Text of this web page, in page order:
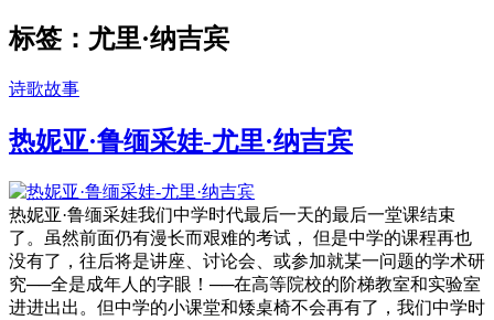
标签：尤里·纳吉宾
诗歌故事
热妮亚·鲁缅采娃-尤里·纳吉宾
热妮亚·鲁缅采娃我们中学时代最后一天的最后一堂课结束
了。虽然前面仍有漫长而艰难的考试， 但是中学的课程再也
没有了，往后将是讲座、讨论会、或参加就某一问题的学术研
究──全是成年人的字眼！──在高等院校的阶梯教室和实验室
进进出出。但中学的小课堂和矮桌椅不会再有了，我们中学时